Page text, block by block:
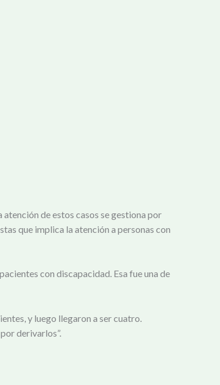
de estos casos se gestiona por
que implica la atención a personas con
con discapacidad. Esa fue una de
y luego llegaron a ser cuatro.
derivarlos”.